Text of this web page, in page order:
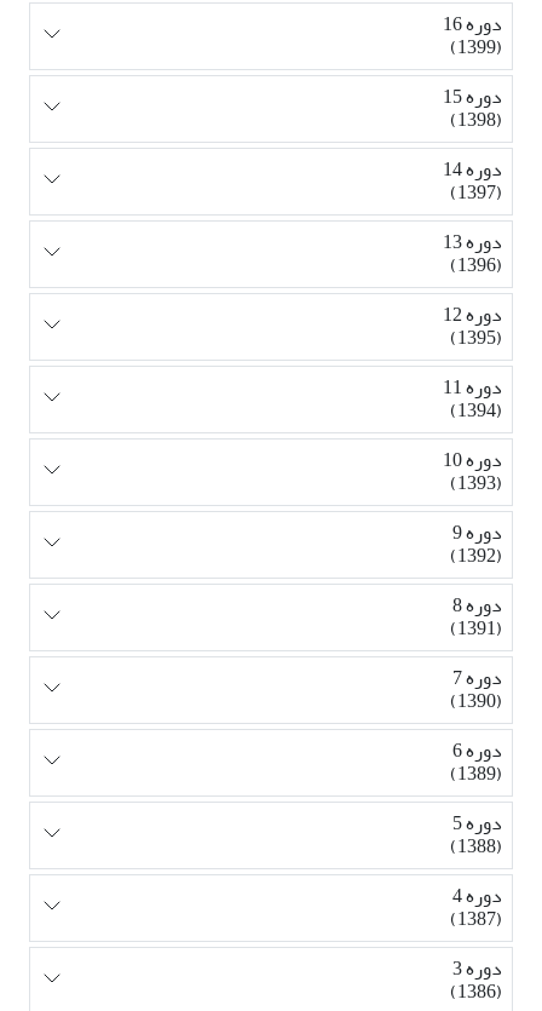
دوره 16
(1399)
دوره 15
(1398)
دوره 14
(1397)
دوره 13
(1396)
دوره 12
(1395)
دوره 11
(1394)
دوره 10
(1393)
دوره 9
(1392)
دوره 8
(1391)
دوره 7
(1390)
دوره 6
(1389)
دوره 5
(1388)
دوره 4
(1387)
دوره 3
(1386)